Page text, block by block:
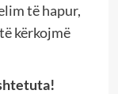
të hapur,
kërkojmë